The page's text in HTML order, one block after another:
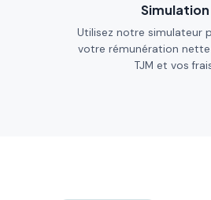
Simulation
Utilisez notre simulateur
votre rémunération
TJM et vos